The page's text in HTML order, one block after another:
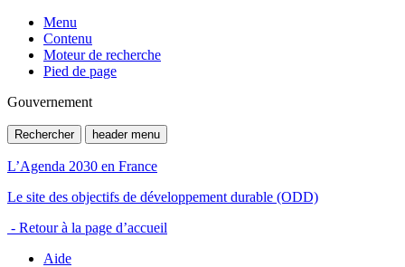
Menu
Contenu
Moteur de recherche
Pied de page
Gouvernement
Rechercher header menu
L’Agenda 2030 en France
Le site des objectifs de développement durable (ODD)
- Retour à la page d’accueil
Aide